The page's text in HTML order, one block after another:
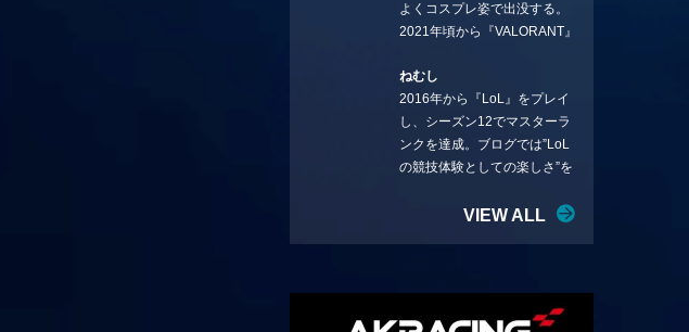
中。無類のラーメン好き！
Twitter:@ongakucas
よくコスプレ姿で出没する。
2021年頃から『VALORANT』
続ける。現在の推しチームは
「CREST GAMING」。X：
@mlunias（Photo by
Subaru.F.）
ねむし
2016年から『LoL』をプレイ
し、シーズン12でマスターラ
ンクを達成。ブログでは”LoL
の競技体験としての楽しさ”を
リーを愛し、元ADCメイン
VIEW ALL